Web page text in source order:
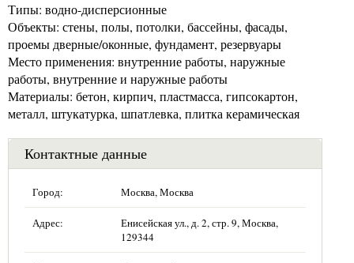
Типы: водно-дисперсионные
Объекты: стены, полы, потолки, бассейны, фасады,
проемы дверные/оконные, фундамент, резервуары
Место применения: внутренние работы, наружные
работы, внутренние и наружные работы
Материалы: бетон, кирпич, пластмасса, гипсокартон,
металл, штукатурка, шпатлевка, плитка керамическая
Контактные данные
Город: Москва, Москва
Адрес:
Енисейская ул., д. 2, стр. 9, Москва,
129344